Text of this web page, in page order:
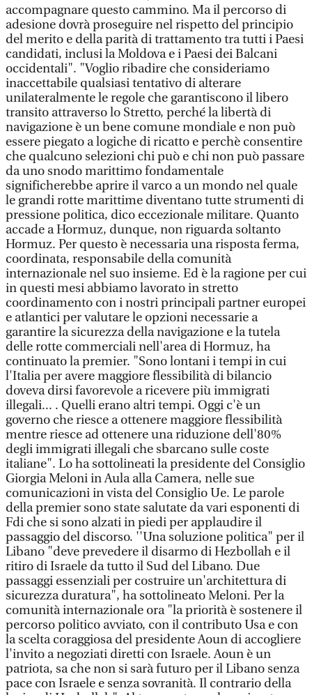
accompagnare questo cammino. Ma il percorso di
adesione dovrà proseguire nel rispetto del principio
del merito e della parità di trattamento tra tutti i Paesi
candidati, inclusi la Moldova e i Paesi dei Balcani
occidentali". "Voglio ribadire che consideriamo
inaccettabile qualsiasi tentativo di alterare
unilateralmente le regole che garantiscono il libero
transito attraverso lo Stretto, perché la libertà di
navigazione è un bene comune mondiale e non può
essere piegato a logiche di ricatto e perchè consentire
che qualcuno selezioni chi può e chi non può passare
da uno snodo marittimo fondamentale
significherebbe aprire il varco a un mondo nel quale
le grandi rotte marittime diventano tutte strumenti di
pressione politica, dico eccezionale militare. Quanto
accade a Hormuz, dunque, non riguarda soltanto
Hormuz. Per questo è necessaria una risposta ferma,
coordinata, responsabile della comunità
internazionale nel suo insieme. Ed è la ragione per cui
in questi mesi abbiamo lavorato in stretto
coordinamento con i nostri principali partner europei
e atlantici per valutare le opzioni necessarie a
garantire la sicurezza della navigazione e la tutela
delle rotte commerciali nell'area di Hormuz, ha
continuato la premier. "Sono lontani i tempi in cui
l'Italia per avere maggiore flessibilità di bilancio
doveva dirsi favorevole a ricevere più immigrati
illegali... . Quelli erano altri tempi. Oggi c'è un
governo che riesce a ottenere maggiore flessibilità
mentre riesce ad ottenere una riduzione dell'80%
degli immigrati illegali che sbarcano sulle coste
italiane". Lo ha sottolineati la presidente del Consiglio
Giorgia Meloni in Aula alla Camera, nelle sue
comunicazioni in vista del Consiglio Ue. Le parole
della premier sono state salutate da vari esponenti di
Fdi che si sono alzati in piedi per applaudire il
passaggio del discorso. ''Una soluzione politica" per il
Libano "deve prevedere il disarmo di Hezbollah e il
ritiro di Israele da tutto il Sud del Libano. Due
passaggi essenziali per costruire un'architettura di
sicurezza duratura", ha sottolineato Meloni. Per la
comunità internazionale ora "la priorità è sostenere il
percorso politico avviato, con il contributo Usa e con
la scelta coraggiosa del presidente Aoun di accogliere
l'invito a negoziati diretti con Israele. Aoun è un
patriota, sa che non si sarà futuro per il Libano senza
pace con Israele e senza sovranità. Il contrario della